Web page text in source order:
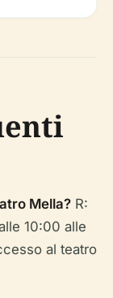
Mella? R:
10:00 alle
al teatro